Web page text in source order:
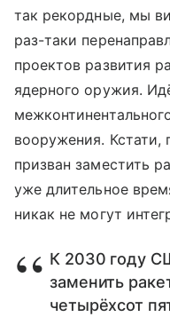
так рекордные, мы
раз-таки
проектов развития
ядерного оружия.
вооружения. Кстати,
призван заместить
уже длительное
никак не могут
К 2030 году
заменить
четырёхсот